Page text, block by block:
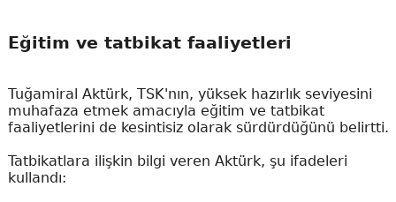
Eğitim ve tatbikat faaliyetleri
Tuğamiral Aktürk, TSK'nın, yüksek hazırlık seviyesini
muhafaza etmek amacıyla eğitim ve tatbikat
faaliyetlerini de kesintisiz olarak sürdürdüğünü belirtti.
Tatbikatlara ilişkin bilgi veren Aktürk, şu ifadeleri
kullandı: